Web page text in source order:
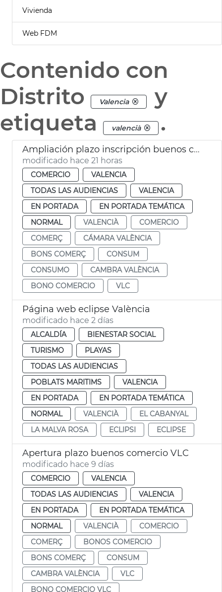
Vivienda
Web FDM
Contenido con
Distrito
Valencia
y
etiqueta
valencià .
Ampliación plazo inscripción buenos comercio VLC
modificado hace 21 horas
COMERCIO
VALENCIA
TODAS LAS AUDIENCIAS
VALENCIA
EN PORTADA
EN PORTADA TEMÁTICA
NORMAL
VALENCIÀ
COMERCIO
COMERÇ
CÁMARA VALÈNCIA
BONS COMERÇ
CONSUM
CONSUMO
CAMBRA VALÈNCIA
BONO COMERCIO
VLC
Página web eclipse València
modificado hace 2 días
ALCALDÍA
BIENESTAR SOCIAL
TURISMO
PLAYAS
TODAS LAS AUDIENCIAS
POBLATS MARITIMS
VALENCIA
EN PORTADA
EN PORTADA TEMÁTICA
NORMAL
VALENCIÀ
EL CABANYAL
LA MALVA ROSA
ECLIPSI ECLIPSE
Apertura plazo buenos comercio VLC
modificado hace 9 días
COMERCIO
VALENCIA
TODAS LAS AUDIENCIAS
VALENCIA
EN PORTADA
EN PORTADA TEMÁTICA
NORMAL
VALENCIÀ
COMERCIO
COMERÇ
BONOS COMERCIO
BONS COMERÇ
CONSUM
CAMBRA VALÈNCIA
VLC
BONO COMERCIO VLC